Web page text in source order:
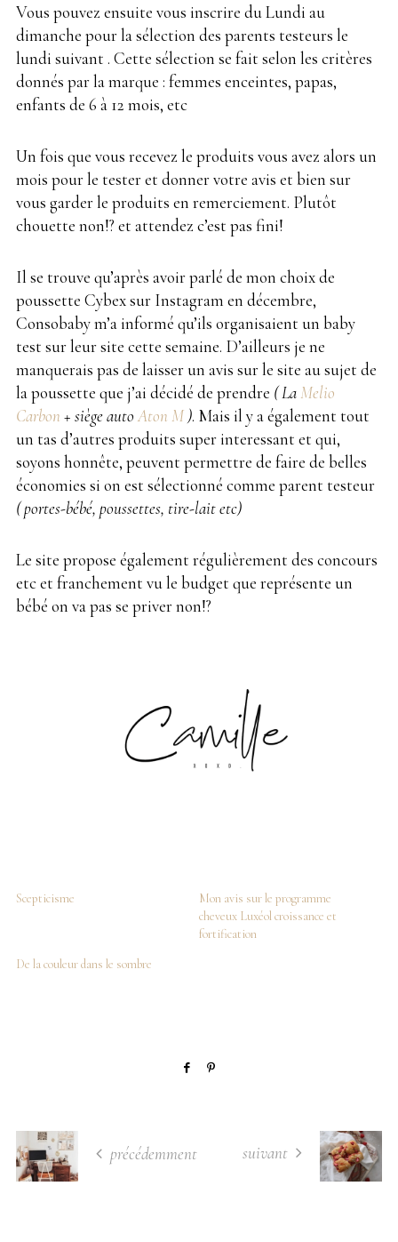
Vous pouvez ensuite vous inscrire du Lundi au
dimanche pour la sélection des parents testeurs le
lundi suivant . Cette sélection se fait selon les critères
donnés par la marque : femmes enceintes, papas,
enfants de 6 à 12 mois, etc
Un fois que vous recevez le produits vous avez alors un
mois pour le tester et donner votre avis et bien sur
vous garder le produits en remerciement. Plutôt
chouette non!? et attendez c’est pas fini!
Il se trouve qu’après avoir parlé de mon choix de
poussette Cybex sur Instagram en décembre,
Consobaby m’a informé qu’ils organisaient un baby
test sur leur site cette semaine. D’ailleurs je ne
manquerais pas de laisser un avis sur le site au sujet de
la poussette que j’ai décidé de prendre ( La Melio
Carbon + siège auto Aton M ). Mais il y a également tout
un tas d’autres produits super interessant et qui,
soyons honnête, peuvent permettre de faire de belles
économies si on est sélectionné comme parent testeur
( portes-bébé, poussettes, tire-lait etc)
Le site propose également régulièrement des concours
etc et franchement vu le budget que représente un
bébé on va pas se priver non!?
Scepticisme
Mon avis sur le programme
cheveux Luxéol croissance et
fortification
De la couleur dans le sombre
précédemment suivant